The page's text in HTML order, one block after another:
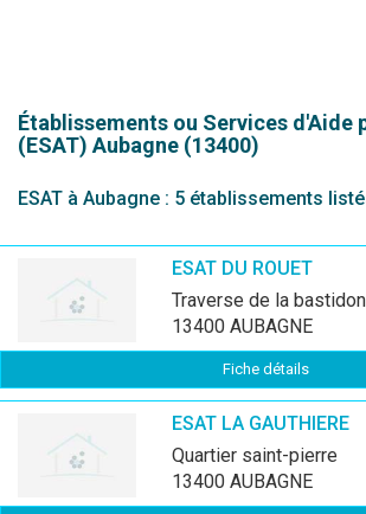
Établissements ou Services d'Aide
(ESAT) Aubagne (13400)
ESAT à Aubagne : 5 établissements
ESAT DU ROUET
traverse de la
13400 AUBAGNE
Fiche détails
ESAT LA GAUTHIERE
quartier saint-pierre
13400 AUBAGNE